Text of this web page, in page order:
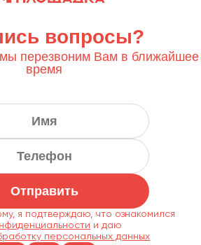
вопросы?
мы перезвоним Вам в ближайшее
время
Отправить
я подтверждаю, что ознакомился
персональных данных